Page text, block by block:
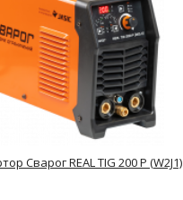
Сварог REAL TIG 200 P (W2J1)